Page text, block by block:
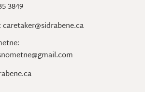
3849
caretaker@sidrabene.ca